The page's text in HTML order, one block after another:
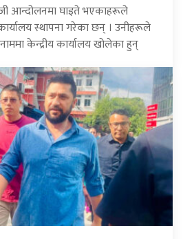
आन्दोलनमा घाइते भएकाहरूले
स्थापना गरेका छन् । उनीहरूले
केन्द्रीय कार्यालय खोलेका हुन्